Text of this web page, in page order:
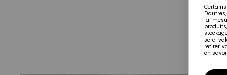
la
sera
retirer
en